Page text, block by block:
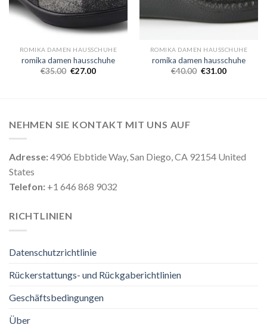
ROMIKA DAMEN HAUSSCHUHE
romika damen hausschuhe
€35.00 €27.00
ROMIKA DAMEN HAUSSCHUHE
romika damen hausschuhe
€40.00 €31.00
NEHMEN SIE KONTAKT MIT UNS AUF
Adresse:4906 Ebbtide Way, San Diego, CA 92154 United
States
Telefon: +1 646 868 9032
RICHTLINIEN
Datenschutzrichtlinie
Rückerstattungs- und Rückgaberichtlinien
Geschäftsbedingungen
Über